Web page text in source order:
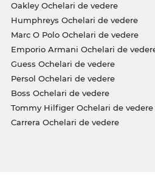
Oakley Ochelari de vedere
Humphreys Ochelari de vedere
Marc O Polo Ochelari de vedere
Emporio Armani Ochelari de
Guess Ochelari de vedere
Persol Ochelari de vedere
Boss Ochelari de vedere
Tommy Hilfiger Ochelari de vedere
Carrera Ochelari de vedere